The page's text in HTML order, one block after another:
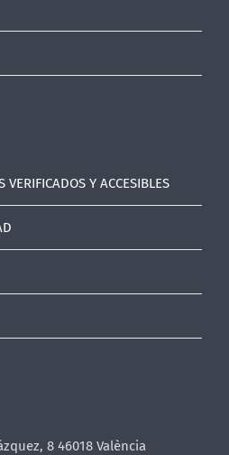
VERIFICADOS Y ACCESIBLES
8 46018 València